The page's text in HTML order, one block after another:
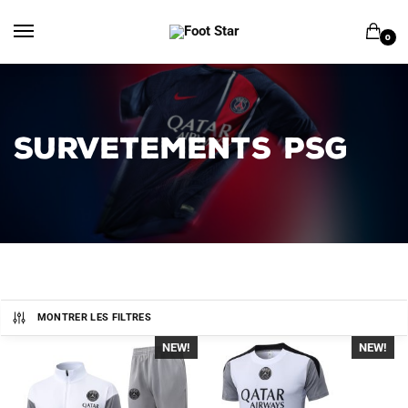
0
SURVETEMENTS PSG
MONTRER LES FILTRES
NEW! NEW!